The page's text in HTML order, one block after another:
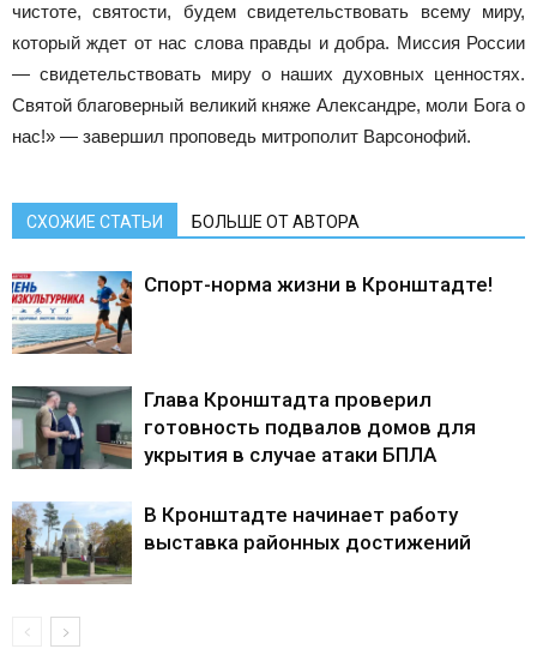
чистоте, святости, будем свидетельствовать всему миру,
который ждет от нас слова правды и добра. Миссия России
— свидетельствовать миру о наших духовных ценностях.
Святой благоверный великий княже Александре, моли Бога о
нас!» — завершил проповедь митрополит Варсонофий.
СХОЖИЕ СТАТЬИ БОЛЬШЕ ОТ АВТОРА
Спорт-норма жизни в Кронштадте!
Глава Кронштадта проверил
готовность подвалов домов для
укрытия в случае атаки БПЛА
В Кронштадте начинает работу
выставка районных достижений